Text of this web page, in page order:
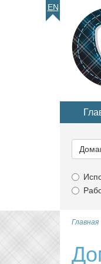
EN
Главная